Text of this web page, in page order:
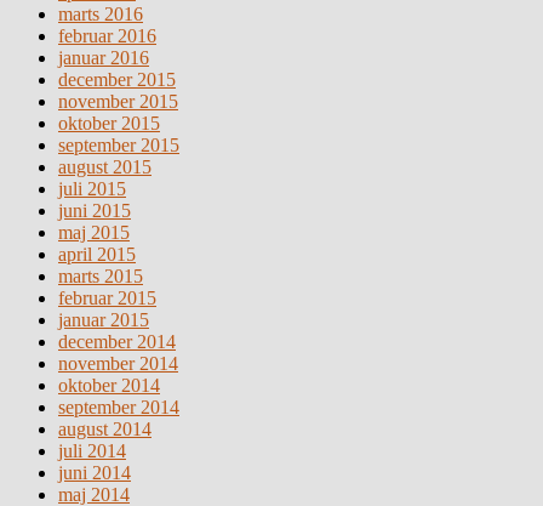
marts 2016
februar 2016
januar 2016
december 2015
november 2015
oktober 2015
september 2015
august 2015
juli 2015
juni 2015
maj 2015
april 2015
marts 2015
februar 2015
januar 2015
december 2014
november 2014
oktober 2014
september 2014
august 2014
juli 2014
juni 2014
maj 2014